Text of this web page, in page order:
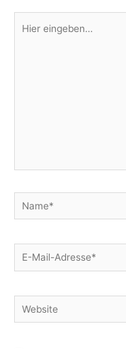
eingeben…
Name*
E-
Mail-
Website